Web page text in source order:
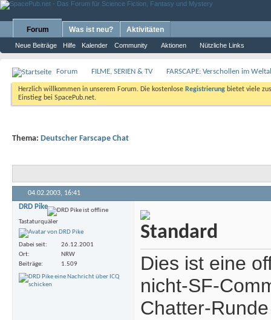
Forum
Neue Beiträge Hilfe Kalender Community Aktionen Nützliche Links
Was ist neu? Aktivitäten
Forum FILME, SERIEN & TV FARSCAPE: Verschollen im
Herzlich willkommen in unserem Forum. Die kostenlose Registrierung bietet viele
Einstieg bei SpacePub.net.
Thema: Deutscher Farscape Chat
04.02.2003, 16:41
DRD Pike
Tastaturquäler
Dabei seit
26.12.2001
Ort
NRW
Beiträge
1.509
Dies ist eine
nicht-SF-
Chatter-